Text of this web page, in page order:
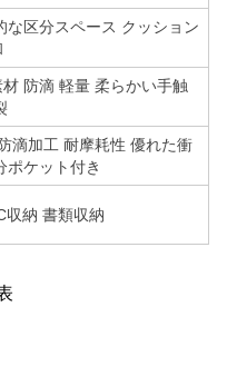
な区分スペース クッション
防滴 軽量 柔らかい手触
滴加工 耐摩耗性 優れた衝
ポケット付き
収納 書類収納